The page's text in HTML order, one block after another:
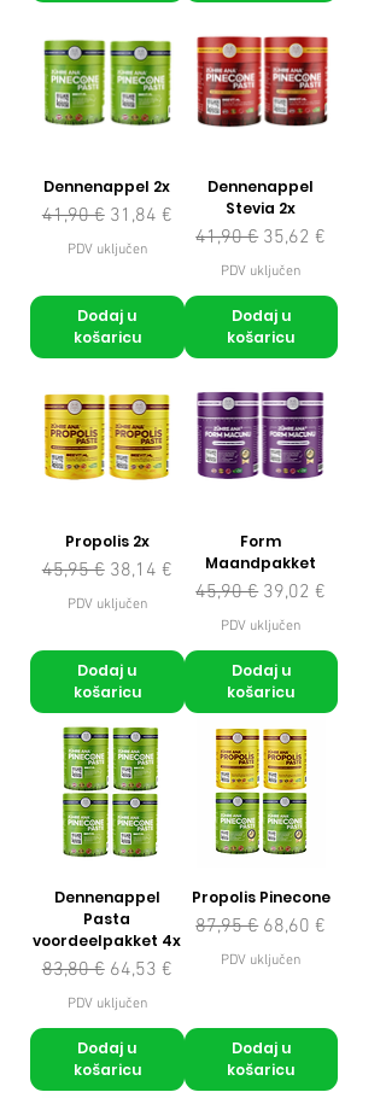
Dennenappel 2x
Redovna cijena
41,90 € Cijena s popustom
31,84 €
PDV uključen
Dodaj u
košaricu
Dennenappel
Stevia 2x
Redovna cijena
41,90 € Cijena s
35,62 €
PDV uključen
Dodaj u
košaricu
Propolis 2x
Redovna cijena
45,95 € Cijena s popustom
38,14 €
PDV uključen
Dodaj u
košaricu
Form
Maandpakket
Redovna cijena
45,90 € Cijena s
39,02 €
PDV uključen
Dodaj u
košaricu
Dennenappel
Pasta
voordeelpakket 4x
Redovna cijena
83,80 € Cijena s popustom
64,53 €
PDV uključen
Dodaj u
košaricu
Propolis Pinecone
Redovna cijena
87,95 € Cijena s
68,60 €
PDV uključen
Dodaj u
košaricu